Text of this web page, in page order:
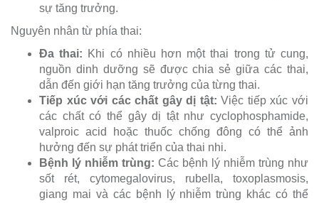
sự tăng trưởng.
Nguyên nhân từ phía thai:
Đa thai: Khi có nhiều hơn một thai trong tử cung,
nguồn dinh dưỡng sẽ được chia sẻ giữa các thai,
dẫn đến giới hạn tăng trưởng của từng thai.
Tiếp xúc với các chất gây dị tật: Việc tiếp xúc với
các chất có thể gây dị tật như cyclophosphamide,
valproic acid hoặc thuốc chống đông có thể ảnh
hưởng đến sự phát triển của thai nhi.
Bệnh lý nhiễm trùng: Các bệnh lý nhiễm trùng như
sốt rét, cytomegalovirus, rubella, toxoplasmosis,
giang mai và các bệnh lý nhiễm trùng khác có thể